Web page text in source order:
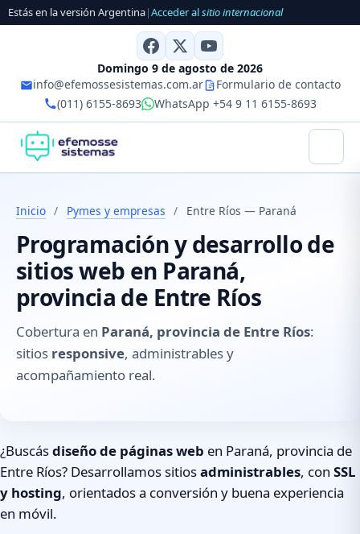
Estás en la versión Argentina|Acceder alsitio internacional
Domingo 9 de agosto de 2026
info@efemossesistemas.com.ar
Formulario de contacto
(011) 6155-8693
WhatsApp +54 9 11 6155-8693
Inicio / Pymes y empresas / Entre Ríos — Paraná
Programación y desarrollo de
sitios web en Paraná,
provincia de Entre Ríos
Cobertura en Paraná, provincia de Entre Ríos:
sitios responsive, administrables y
acompañamiento real.
¿Buscásdiseño de páginas web en Paraná, provincia de
Entre Ríos? Desarrollamos sitiosadministrables, con SSL
y hosting, orientados a conversión y buena experiencia
en móvil.